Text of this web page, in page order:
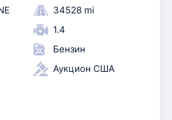
34528 mi
1.4
Бензин
Аукцион США